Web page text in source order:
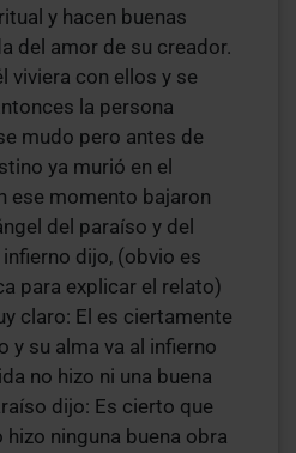
y hacen buenas
del amor de su creador.
viviera con ellos y se
la persona
mudo pero antes de
ya murió en el
ese momento bajaron
del paraíso y del
dijo, (obvio es
para explicar el relato)
claro: El es ciertamente
y su alma va al infierno
no hizo ni una buena
dijo: Es cierto que
hizo ninguna buena obra